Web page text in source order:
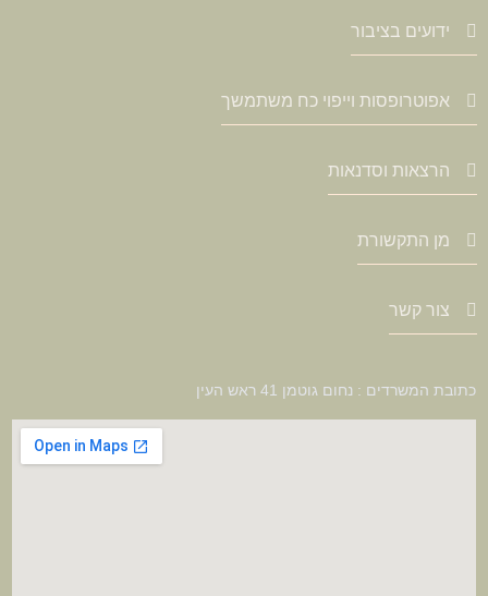
ידועים בציבור
אפוטרופסות וייפוי כח משתמשך
הרצאות וסדנאות
מן התקשורת
צור קשר
כתובת המשרדים : נחום גוטמן 41 ראש העין